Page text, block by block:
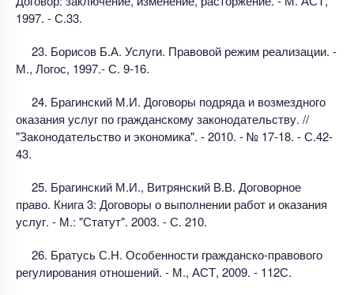
1997. - С.33.
23. Борисов Б.А. Услуги. Правовой режим реализации. -
М., Логос, 1997.- С. 9-16.
24. Брагинский М.И. Договоры подряда и возмездного
оказания услуг по гражданскому законодательству. //
"Законодательство и экономика". - 2010. - № 17-18. - С.42-
43.
25. Брагинский М.И., Витрянский В.В. Договорное
право. Книга 3: Договоры о выполнении работ и оказания
услуг. - М.: "Статут". 2003. - С. 210.
26. Братусь С.Н. Особенности гражданско-правового
регулирования отношений. - М., АСТ, 2009. - 112С.